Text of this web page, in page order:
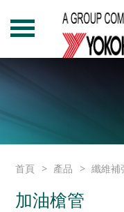
首頁 產品 纖維補
加油槍管